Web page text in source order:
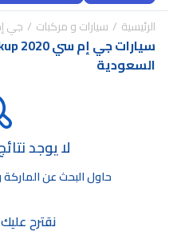
الرئيسية سيارات و مركبات جي
السعودية
لا يوجد
حاول البحث عن الماركة
نقترح عليك